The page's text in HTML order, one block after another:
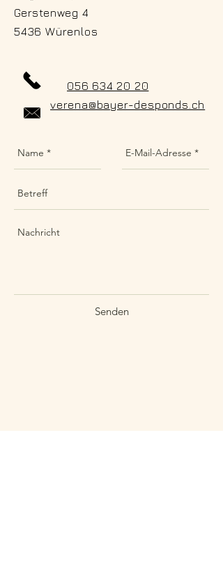
Gerstenweg 4
5436 Würenlos
056 634 20 20
verena@bayer-desponds.ch
Senden